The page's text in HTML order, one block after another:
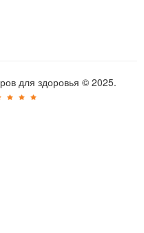
для здоровья © 2025.